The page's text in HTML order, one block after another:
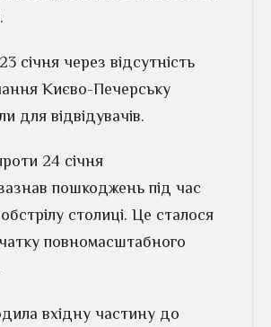
січня через відсутність
Києво-Печерську
для відвідувачів.
24 січня
пошкоджень під час
столиці. Це сталося
повномасштабного
вхідну частину до